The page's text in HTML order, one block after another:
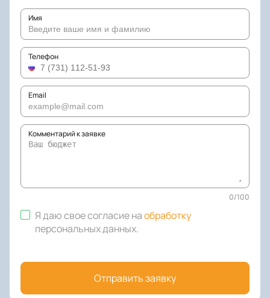
Имя
Телефон
Email
Комментарий к заявке
0/100
Я даю свое согласие наобработку
персональных данных.
Отправить заявку